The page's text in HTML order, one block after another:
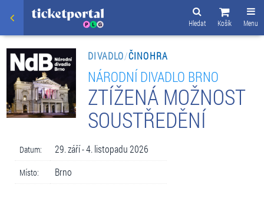
Menu
Košík
Hledat
DIVADLO/ČINOHRA
NÁRODNÍ DIVADLO BRNO
ZTÍŽENÁ MOŽNOST
SOUSTŘEDĚNÍ
Datum: 29. září - 4. listopadu 2026
Místo: Brno